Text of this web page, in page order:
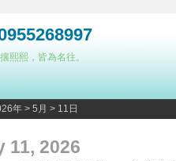
熙熙，皆為名往。
年 > 5月 > 11日
11, 2026